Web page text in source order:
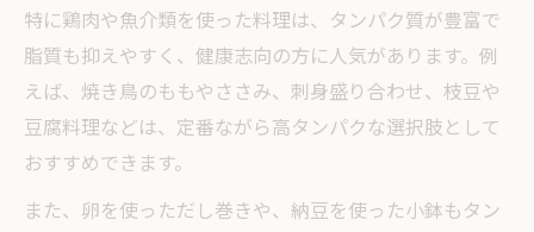
特に鶏肉や魚介類を使った料理は、タンパク質が豊富で
脂質も抑えやすく、健康志向の方に人気があります。例
えば、焼き鳥のももやささみ、刺身盛り合わせ、枝豆や
豆腐料理などは、定番ながら高タンパクな選択肢として
おすすめできます。
また、卵を使っただし巻きや、納豆を使った小鉢もタン